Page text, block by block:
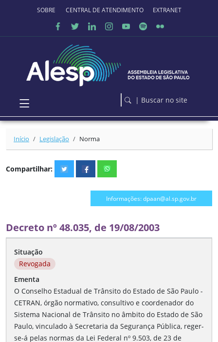
Ir para o conteúdo principal
SOBRE O PORTALCENTRAL DE ATENDIMENTO EXTRANET
| Buscar no site
Início Legislação Norma
Compartilhar:
Informações: dpaan@al.sp.gov.br
Decreto nº 48.035, de 19/08/2003
Situação
Revogada
Ementa
O Conselho Estadual de Trânsito do Estado de São Paulo -
CETRAN, órgão normativo, consultivo e coordenador do
Sistema Nacional de Trânsito no âmbito do Estado de São
Paulo, vinculado à Secretaria da Segurança Pública, reger-
se-á pelas normas da Lei Federal nº 9.503, de 23 de